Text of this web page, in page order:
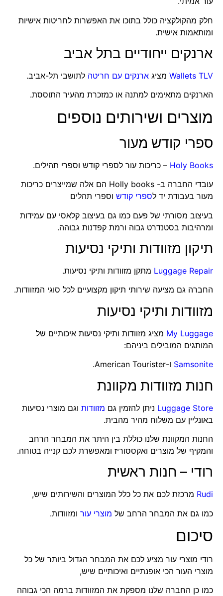
חלק מהקולקציה כולל בתוכו את האפשרות לחריטות אישיות
ומותאמות אישית.
ארנקים ייחודיים בתל אביב
Wallets TLV מציג ארנקים עם חריטה לתושבי תל-אביב.
הארנקים מתאימים למתנה או כמזכרת מהעיר התוססת.
מוצרים ושירותים נוספים
ספרי קודש מעור
Holy Books – כריכות עור לספרי קודש וספרי תהילים.
עובדי החברה ב- Holly books הם אלה שמייצרים כריכות
מעור בעבודת יד לספרי קודש וספרי תהלים
בעיצוב מסורתי של פעם כמו גם בעיצוב קלאסי עם עמידות
ומרהיבות בסטנדרט גבוה ורמת קפדנות גבוהה.
תיקון מזוודות ותיקי נסיעות
Luggage Repair מתקן מזוודות ותיקי נסיעות.
החברה גם מציעה שירותי תיקון מקצועיים לכל סוגי המזוודות.
מזוודות ותיקי נסיעות
My Luggage מציג מזוודות ותיקי נסיעות איכותיים של
המותגים המובילים ביניהם:
Samsonite ו-American Tourister.
חנות מזוודות מקוונת
Luggage Store ניתן להזמין גם מזוודות וגם מוצרי נסיעות
באונליין עם משלוח מהיר מהבית.
החנות המקוונת שלנו כוללת בין היתר את המבחר הרחב
והמקיף של מוצרים ואקססוריז ומאפשרת לכם קנייה בטוחה.
רודי – חנות ראשית
Rudi מרכזת לכם את כל כלל המוצרים והשירותים שיש,
כמו גם את המבחר הרחב של מוצרי עור ומזוודות.
סיכום
רודי מוצרי עור מציע לכם את המבחר הגדול ביותר של כל
מוצרי העור הכי אופנתיים ואיכותיים שיש,
כמו כן החברה שלנו מספקת את המזוודות ברמה הכי גבוהה